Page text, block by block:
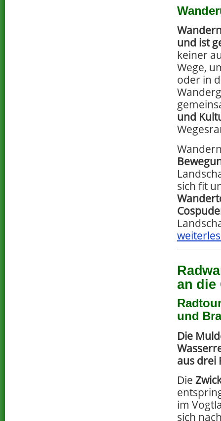
und ist
keiner
Wege,
oder in
und
sich fit
an die
und
Die
aus drei
Die
im
sich